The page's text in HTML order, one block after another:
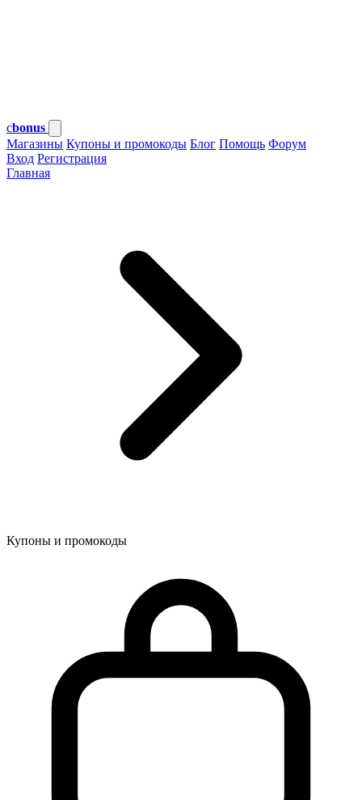
cbonus
Магазины Купоны и промокоды Блог Помощь Форум
Вход Регистрация
Главная
Купоны и промокоды